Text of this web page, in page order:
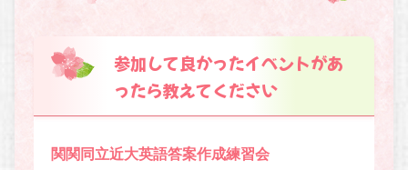
参加して良かったイベントがあ
ったら教えてください
関関同立近大英語答案作成練習会